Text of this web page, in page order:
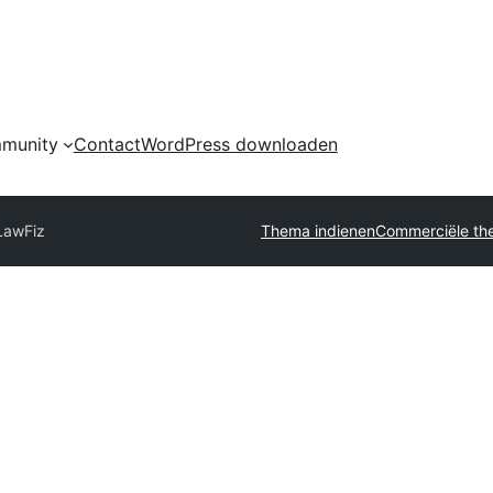
ContactWordPress downloaden
Thema indienenCommerciële